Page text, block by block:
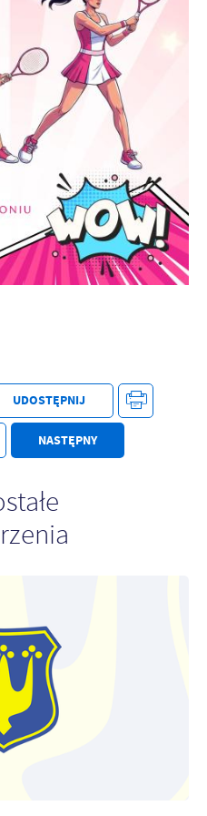
UDOSTĘPNIJ
NASTĘPNY
prezentujących nasze
komunikatów mediów